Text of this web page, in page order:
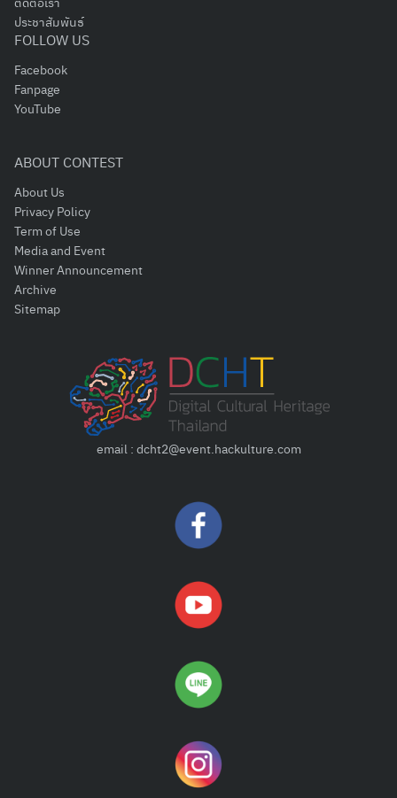
ประชาสัมพันธ์
FOLLOW US
Facebook
Fanpage
YouTube
ABOUT CONTEST
About Us
Privacy Policy
Term of Use
Media and Event
Winner Announcement
Archive
Sitemap
email : dcht2@event.hackulture.com